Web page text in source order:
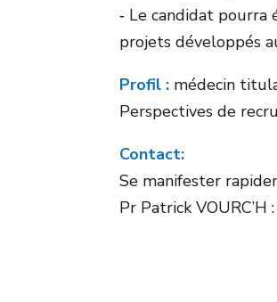
‐ Le candidat pourra
projets développés
Profil : médecin
Perspectives de
Contact:
Se manifester
Pr Patrick